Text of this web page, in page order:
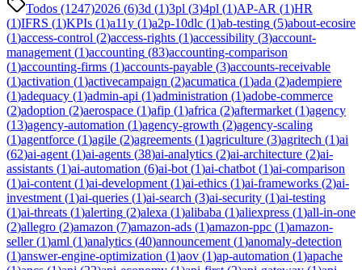
Todos (1247)2026 (6)3d (1)3pl (3)4pl (1)AP-AR (1)HR
(1)IFRS (1)KPIs (1)a11y (1)a2p-10dlc (1)ab-testing (5)about-ecosire
(1)access-control (2)access-rights (1)accessibility (3)account-
management (1)accounting (83)accounting-comparison
(1)accounting-firms (1)accounts-payable (3)accounts-receivable
(1)activation (1)activecampaign (2)acumatica (1)ada (2)adempiere
(1)adequacy (1)admin-api (1)administration (1)adobe-commerce
(2)adoption (2)aerospace (1)afip (1)africa (2)aftermarket (1)agency
(13)agency-automation (1)agency-growth (2)agency-scaling
(1)agentforce (1)agile (2)agreements (1)agriculture (3)agritech (1)ai
(62)ai-agent (1)ai-agents (38)ai-analytics (2)ai-architecture (2)ai-
assistants (1)ai-automation (6)ai-bot (1)ai-chatbot (1)ai-comparison
(1)ai-content (1)ai-development (1)ai-ethics (1)ai-frameworks (2)ai-
investment (1)ai-queries (1)ai-search (3)ai-security (1)ai-testing
(1)ai-threats (1)alerting (2)alexa (1)alibaba (1)aliexpress (1)all-in-one
(2)allegro (2)amazon (7)amazon-ads (1)amazon-ppc (1)amazon-
seller(1)aml (1)analytics (40)announcement (1)anomaly-detection
(1)answer-engine-optimization (1)aov (1)ap-automation (1)apache